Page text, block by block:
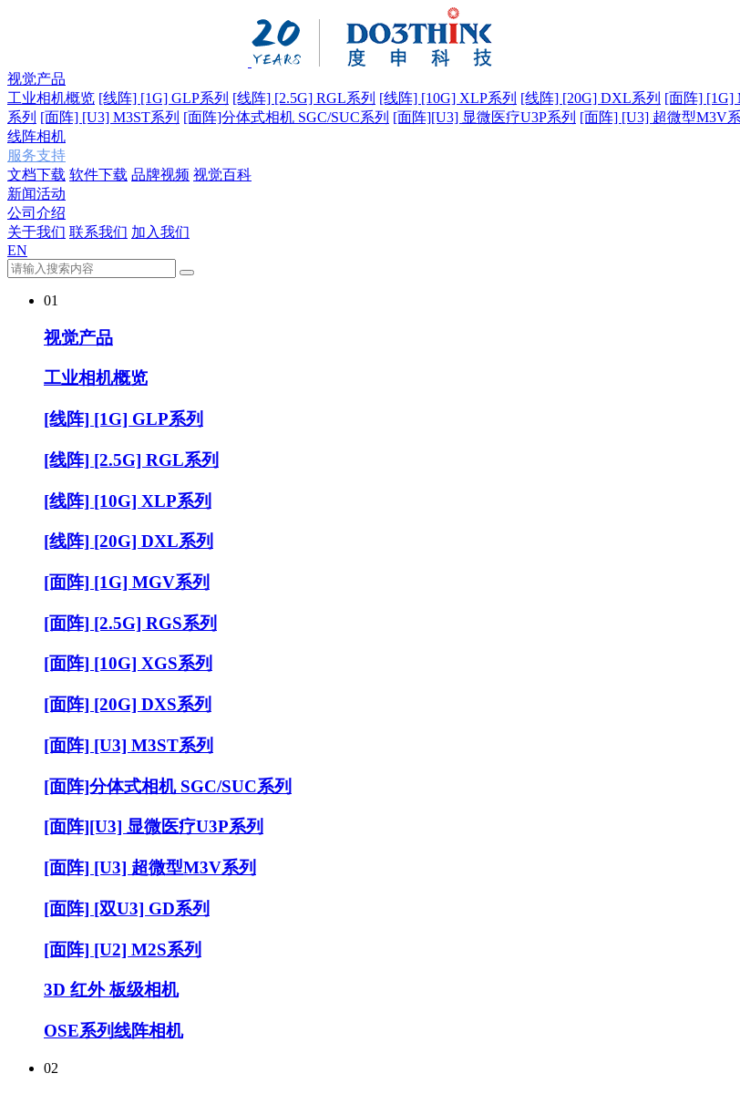
视觉产品
工业相机概览 [线阵] [1G] GLP系列 [线阵] [2.5G] RGL系列 [线阵] [10G] XLP系列 [线阵] [20G] DXL系列 [面阵] [1G]
系列 [面阵] [U3] M3ST系列 [面阵]分体式相机 SGC/SUC系列 [面阵][U3] 显微医疗U3P系列 [面阵] [U3] 超微型M3V
线阵相机
服务支持
文档下载 软件下载 品牌视频 视觉百科
新闻活动
公司介绍
关于我们 联系我们 加入我们
EN
01
视觉产品
工业相机概览
[线阵] [1G] GLP系列
[线阵] [2.5G] RGL系列
[线阵] [10G] XLP系列
[线阵] [20G] DXL系列
[面阵] [1G] MGV系列
[面阵] [2.5G] RGS系列
[面阵] [10G] XGS系列
[面阵] [20G] DXS系列
[面阵] [U3] M3ST系列
[面阵]分体式相机 SGC/SUC系列
[面阵][U3] 显微医疗U3P系列
[面阵] [U3] 超微型M3V系列
[面阵] [双U3] GD系列
[面阵] [U2] M2S系列
3D 红外 板级相机
OSE系列线阵相机
02